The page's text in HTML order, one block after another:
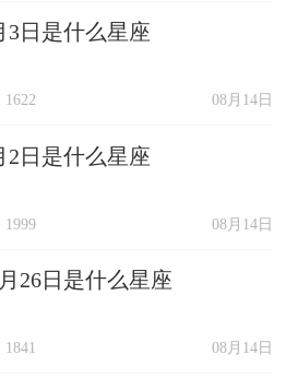
3日是什么星座
08月14日
1622
2日是什么星座
08月14日
1999
26日是什么星座
08月14日
1841